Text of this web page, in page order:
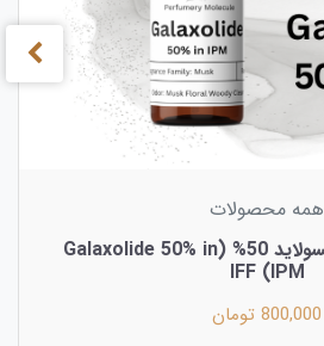
همه محصولات
مولکول عطری گالاکسولاید 50% (Galaxolide 50% in
IPM) IFF
800,000 تومان